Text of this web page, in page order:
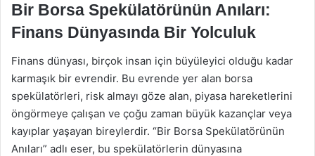
Bir Borsa Spekülatörünün Anıları:
Finans Dünyasında Bir Yolculuk
Finans dünyası, birçok insan için büyüleyici olduğu kadar
karmaşık bir evrendir. Bu evrende yer alan borsa
spekülatörleri, risk almayı göze alan, piyasa hareketlerini
öngörmeye çalışan ve çoğu zaman büyük kazançlar veya
kayıplar yaşayan bireylerdir. “Bir Borsa Spekülatörünün
Anıları” adlı eser, bu spekülatörlerin dünyasına